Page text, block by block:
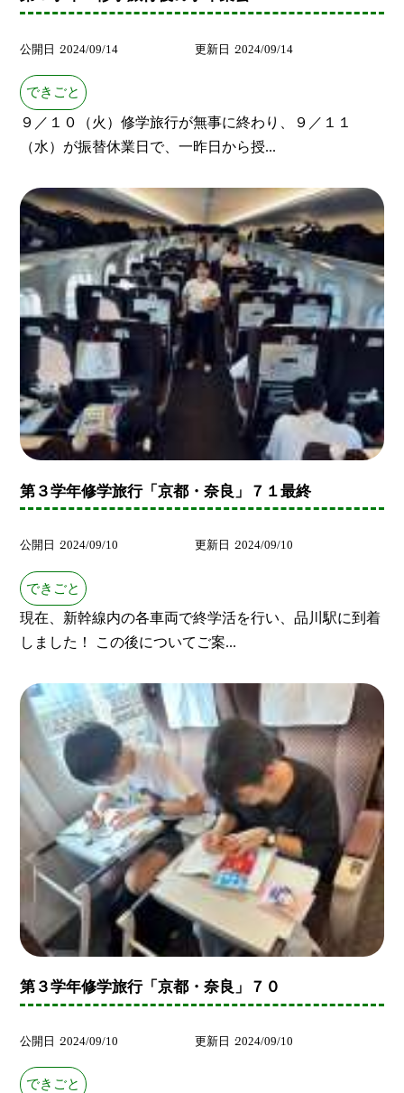
公開日 2024/09/14 更新日 2024/09/14
できごと
９／１０（火）修学旅行が無事に終わり、９／１１
（水）が振替休業日で、一昨日から授...
第３学年修学旅行「京都・奈良」７１最終
公開日 2024/09/10 更新日 2024/09/10
できごと
現在、新幹線内の各車両で終学活を行い、品川駅に到着
しました！ この後についてご案...
第３学年修学旅行「京都・奈良」７０
公開日 2024/09/10 更新日 2024/09/10
できごと